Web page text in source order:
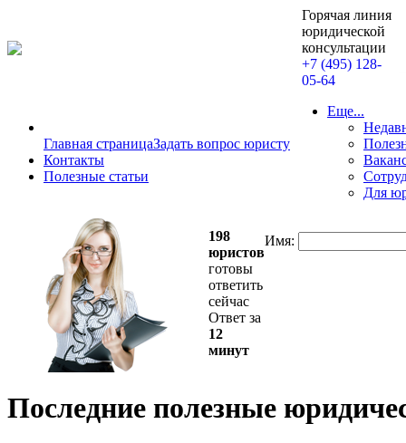
Горячая линия
юридической
консультации
+7 (495) 128-
05-64
Главная страницаЗадать вопрос юристу
Контакты
Полезные статьи
Еще...
Для
198
юристов
готовы
ответить
сейчас
Ответ за
12
минут
Имя:
Последние полезные